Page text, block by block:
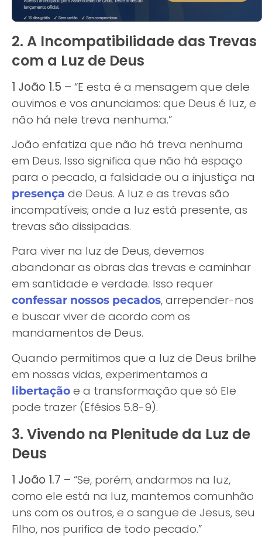
2. A Incompatibilidade das Trevas
com a Luz de Deus
1 João 1.5 – “E esta é a mensagem que dele
ouvimos e vos anunciamos: que Deus é luz, e
não há nele treva nenhuma.”
João enfatiza que não há treva nenhuma
em Deus. Isso significa que não há espaço
para o pecado, a falsidade ou a injustiça na
presença de Deus. A luz e as trevas são
incompatíveis; onde a luz está presente, as
trevas são dissipadas.
Para viver na luz de Deus, devemos
abandonar as obras das trevas e caminhar
em santidade e verdade. Isso requer
confessar nossos pecados, arrepender-nos
e buscar viver de acordo com os
mandamentos de Deus.
Quando permitimos que a luz de Deus brilhe
em nossas vidas, experimentamos a
libertação e a transformação que só Ele
pode trazer (Efésios 5.8-9).
3. Vivendo na Plenitude da Luz de
Deus
1 João 1.7 – “Se, porém, andarmos na luz,
como ele está na luz, mantemos comunhão
uns com os outros, e o sangue de Jesus, seu
Filho, nos purifica de todo pecado.”